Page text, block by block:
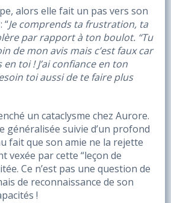
alors elle fait un pas vers son
“Je comprends ta frustration, ta
par rapport à ton boulot. “Tu
de mon avis mais c’est faux car
toi ! J’ai confiance en ton
toi aussi de te faire plus
un cataclysme chez Aurore.
généralisée suivie d’un profond
fait que son amie ne la rejette
vexée par cette “leçon de
Ce n’est pas une question de
de reconnaissance de son
!